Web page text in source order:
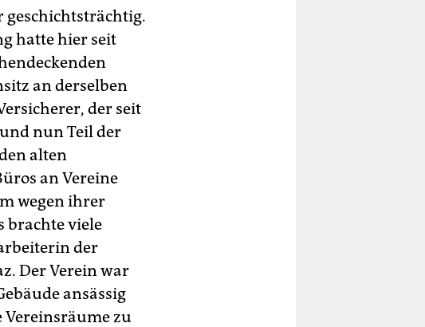
geschichtsträchtig.
hatte hier seit
an derselben
der seit
nun Teil der
alten
an Vereine
wegen ihrer
brachte viele
der
Der Verein war
ansässig
zu